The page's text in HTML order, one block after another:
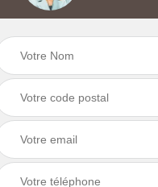
Ramonage de
chaudière 13